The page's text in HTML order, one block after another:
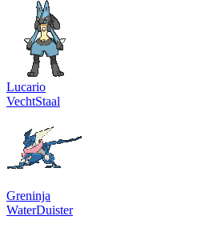
Lucario
VechtStaal
Greninja
WaterDuister